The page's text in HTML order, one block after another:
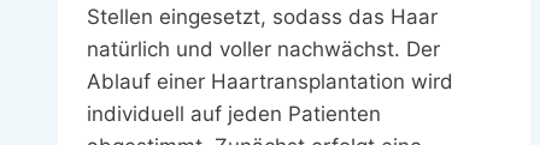
Stellen eingesetzt, sodass das Haar
natürlich und voller nachwächst. Der
Ablauf einer Haartransplantation wird
individuell auf jeden Patienten